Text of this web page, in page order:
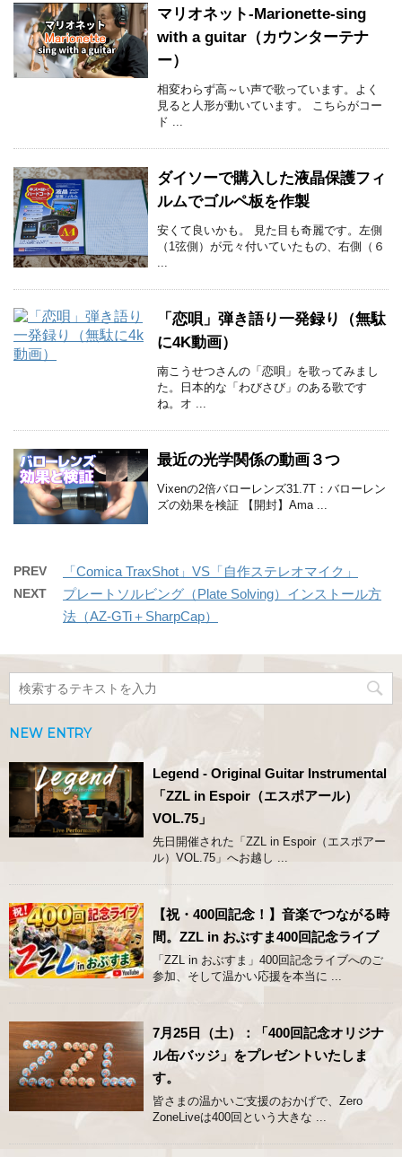
マリオネット-Marionette-sing
with a guitar（カウンターテナ
ー）
相変わらず高～い声で歌っています。よく
見ると人形が動いています。 こちらがコー
ド ...
ダイソーで購入した液晶保護フィ
ルムでゴルペ板を作製
安くて良いかも。 見た目も奇麗です。左側
（1弦側）が元々付いていたもの、右側（６
「恋唄」弾き語り一発録り（無駄
に4K動画）
南こうせつさんの「恋唄」を歌ってみまし
た。日本的な「わびさび」のある歌です
ね。オ ...
最近の光学関係の動画３つ
Vixenの2倍バローレンズ31.7T：バローレン
ズの効果を検証 【開封】Ama ...
PREV 「Comica TraxShot」VS「自作ステレオマイク」
NEXT
プレートソルビング（Plate Solving）インストール方
法（AZ-GTi＋SharpCap）
NEW ENTRY
Legend - Original Guitar Instrumental
「ZZL in Espoir（エスポアール）
VOL.75」
先日開催された「ZZL in Espoir（エスポアー
ル）VOL.75」へお越し ...
【祝・400回記念！】音楽でつながる時
間。ZZL in おぶすま400回記念ライブ
「ZZL in おぶすま」400回記念ライブへのご
参加、そして温かい応援を本当に ...
7月25日（土）：「400回記念オリジナ
ル缶バッジ」をプレゼントいたしま
す。
皆さまの温かいご支援のおかげで、Zero
ZoneLiveは400回という大きな ...